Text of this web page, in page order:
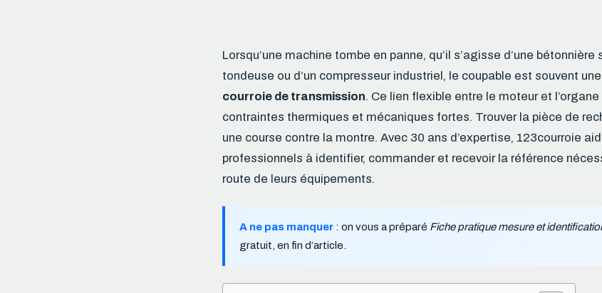
Lorsqu’une machine tombe en panne, qu’il s’agisse d’une bétonnière
tondeuse ou d’un compresseur industriel, le coupable est souvent
courroie de transmission. Ce lien flexible entre le moteur et
contraintes thermiques et mécaniques fortes. Trouver la pièce de
une course contre la montre. Avec 30 ans d’expertise, 123courroie
professionnels à identifier, commander et recevoir la référence
route de leurs équipements.
A ne pas manquer : on vous a préparé Fiche pratique mesure et
gratuit, en fin d’article.